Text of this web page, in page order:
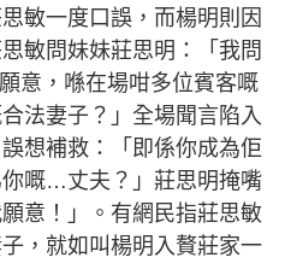
敏一度口誤，而楊明則因
敏問妹妹莊思明：「我問
意，喺在場咁多位賓客嘅
法妻子？」全場聞言陷入
想補救：「即係你成為佢
嘅…丈夫？」莊思明掩嘴
意！」。有網民指莊思敏
，就如叫楊明入贅莊家一